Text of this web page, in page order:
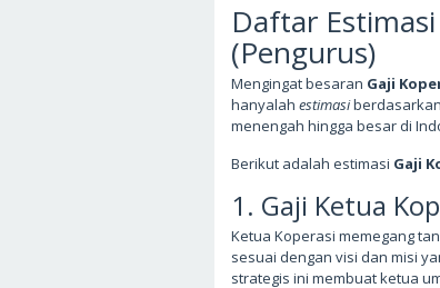
Daftar
(Pengurus)
Mengingat besaran Gaji
hanyalah estimasi
menengah hingga besar di
Berikut adalah estimasi Gaji
1. Gaji Ketua
Ketua Koperasi memegang
sesuai dengan visi dan misi
strategis ini membuat ketua